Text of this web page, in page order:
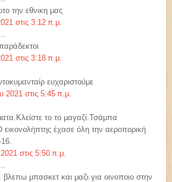
την εθνικη μας
στις 3:12 π.μ.
στις 3:18 π.μ.
ευχαριστούμε
2021 στις 5:45 π.μ.
το το μαγαζί.Τσάμπα
έχασε όλη την αεροπορική
16.
στις 5:50 π.μ.
μπασκετ και μαζι για οινοποιο στην